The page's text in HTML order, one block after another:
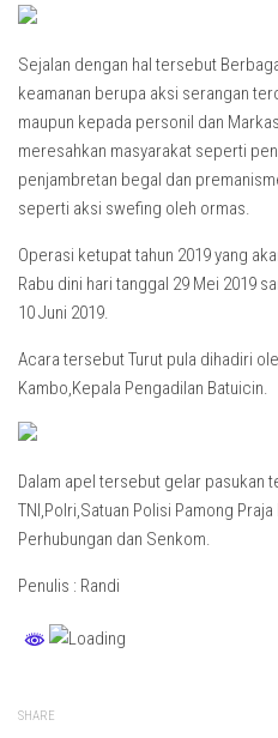
Sejalan dengan hal tersebut
keamanan berupa aksi serangan
maupun kepada personil dan
meresahkan masyarakat seperti
penjambretan begal dan
seperti aksi swefing oleh ormas.
Operasi ketupat tahun 2019 yang
Rabu dini hari tanggal 29 Mei 2019
10 Juni 2019.
Acara tersebut Turut pula dihadiri
Kambo,Kepala Pengadilan Batuicin.
Dalam apel tersebut gelar pasukan
TNI,Polri,Satuan Polisi Pamong
Perhubungan dan Senkom.
Penulis : Randi
SHARE